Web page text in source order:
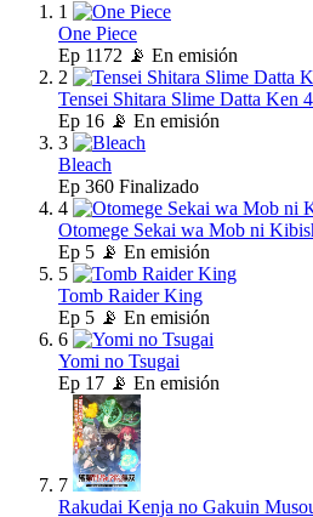
1
One Piece
Ep 1172 📡 En emisión
2
Tensei Shitara Slime Datta Ken
Ep 16 📡 En emisión
3
Bleach
Ep 360 Finalizado
4
Otomege Sekai wa Mob ni
Ep 5 📡 En emisión
5
Tomb Raider King
Ep 5 📡 En emisión
6
Yomi no Tsugai
Ep 17 📡 En emisión
7
Rakudai Kenja no Gakuin